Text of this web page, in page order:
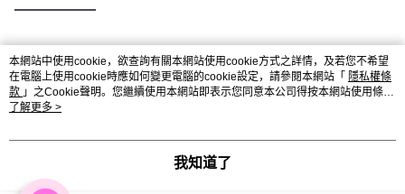
热门标签
本網站中使用cookie，欲查詢有關本網站使用cookie方式之詳情，及若您不希望
在電腦上使用cookie時應如何變更電腦的cookie設定，請參閱本網站「 隱私權條
款 」之Cookie聲明。您繼續使用本網站即表示您同意本公司得按本網站使用條款
之Cookie聲明使用cookie。
了解更多 >
我知道了